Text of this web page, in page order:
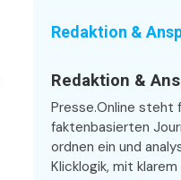
Redaktion &
Redaktion &
Presse.Online steht
faktenbasierten
ordnen ein und
Klicklogik, mit